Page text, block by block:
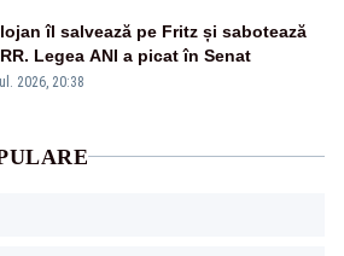
îl salvează pe Fritz și sabotează
Legea ANI a picat în Senat
2026, 20:38